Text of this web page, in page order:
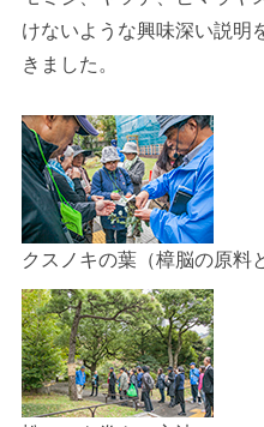
けないような興味深い説明
きました。
クスノキの葉（樟脳の原料